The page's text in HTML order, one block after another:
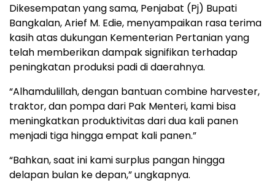
Dikesempatan yang sama, Penjabat (Pj) Bupati
Bangkalan, Arief M. Edie, menyampaikan rasa terima
kasih atas dukungan Kementerian Pertanian yang
telah memberikan dampak signifikan terhadap
peningkatan produksi padi di daerahnya.
“Alhamdulillah, dengan bantuan combine harvester,
traktor, dan pompa dari Pak Menteri, kami bisa
meningkatkan produktivitas dari dua kali panen
menjadi tiga hingga empat kali panen.”
“Bahkan, saat ini kami surplus pangan hingga
delapan bulan ke depan,” ungkapnya.